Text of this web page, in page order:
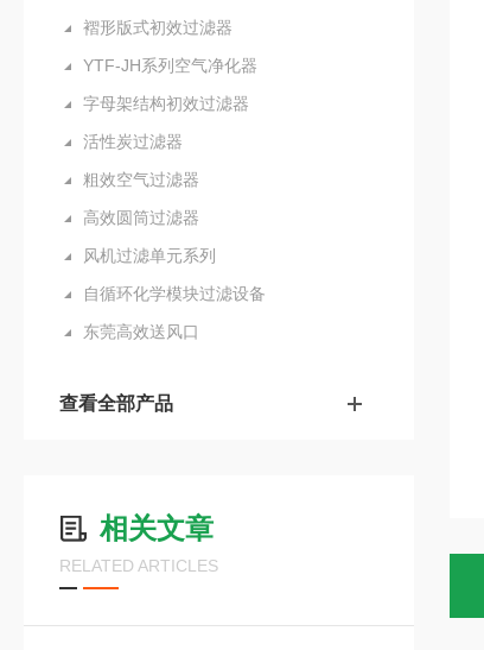
褶形版式初效过滤器
YTF-JH系列空气净化器
字母架结构初效过滤器
活性炭过滤器
粗效空气过滤器
高效圆筒过滤器
风机过滤单元系列
自循环化学模块过滤设备
东莞高效送风口
查看全部产品
相关文章
RELATED ARTICLES